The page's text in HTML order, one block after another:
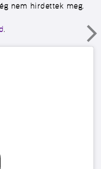
nem hirdettek meg.
.